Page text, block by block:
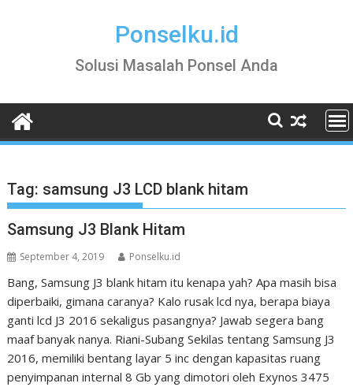
Ponselku.id
Solusi Masalah Ponsel Anda
Tag: samsung J3 LCD blank hitam
Samsung J3 Blank Hitam
September 4, 2019 Ponselku.id
Bang, Samsung J3 blank hitam itu kenapa yah? Apa masih bisa
diperbaiki, gimana caranya? Kalo rusak lcd nya, berapa biaya
ganti lcd J3 2016 sekaligus pasangnya? Jawab segera bang
maaf banyak nanya. Riani-Subang Sekilas tentang Samsung J3
2016, memiliki bentang layar 5 inc dengan kapasitas ruang
penyimpanan internal 8 Gb yang dimotori oleh Exynos 3475